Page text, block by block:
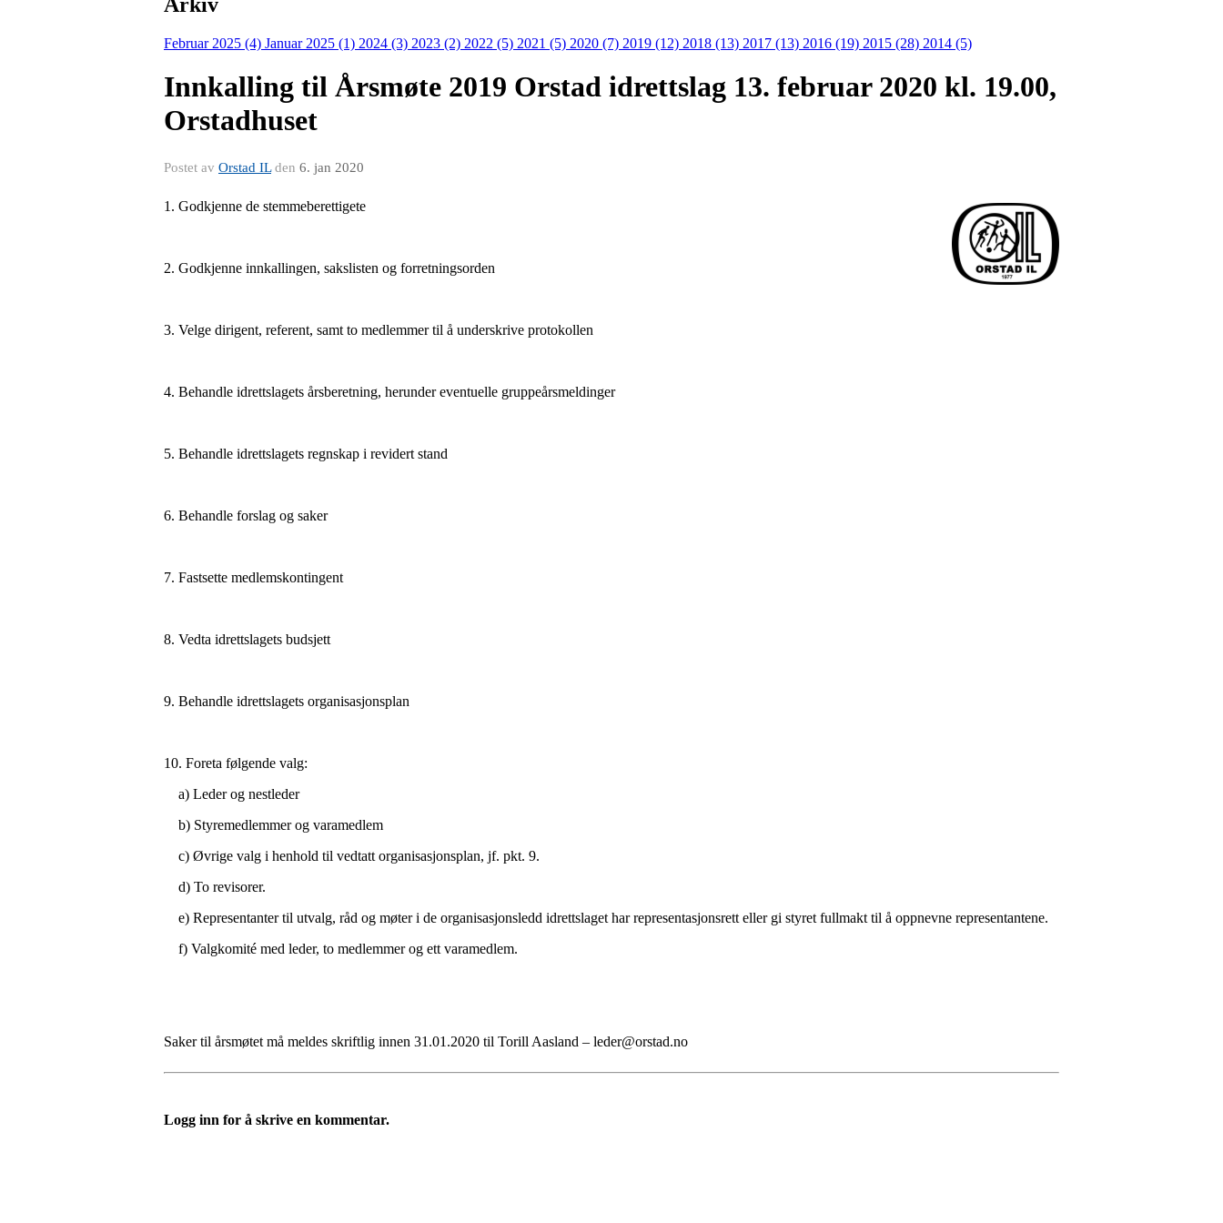
Februar 2025 (4) Januar 2025 (1) 2024 (3) 2023 (2) 2022 (5) 2021 (5) 2020 (7) 2019 (12) 2018 (13) 2017 (13) 2016 (19) 2015 (28) 2014 (5)
Innkalling til Årsmøte 2019 Orstad idrettslag 13. februar 2020 kl. 19.00,
Orstadhuset
Postet av Orstad ILden 6. jan 2020
1. Godkjenne de stemmeberettigete
2. Godkjenne innkallingen, sakslisten og forretningsorden
3. Velge dirigent, referent, samt to medlemmer til å underskrive protokollen
4. Behandle idrettslagets årsberetning, herunder eventuelle gruppeårsmeldinger
5. Behandle idrettslagets regnskap i revidert stand
6. Behandle forslag og saker
7. Fastsette medlemskontingent
8. Vedta idrettslagets budsjett
9. Behandle idrettslagets organisasjonsplan
10. Foreta følgende valg:
a) Leder og nestleder
b) Styremedlemmer og varamedlem
c) Øvrige valg i henhold til vedtatt organisasjonsplan, jf. pkt. 9.
d) To revisorer.
e) Representanter til utvalg, råd og møter i de organisasjonsledd idrettslaget har representasjonsrett eller gi styret fullmakt til å oppnevne representantene.
f) Valgkomité med leder, to medlemmer og ett varamedlem.
Saker til årsmøtet må meldes skriftlig innen 31.01.2020 til Torill Aasland – leder@orstad.no
Logg inn for å skrive en kommentar.